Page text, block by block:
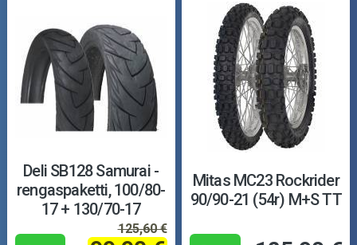
Deli SB128 Samurai -
rengaspaketti, 100/80-
17 + 130/70-17
125,60 €
Mitas MC23 Rockrider
90/90-21 (54r) M+S TT